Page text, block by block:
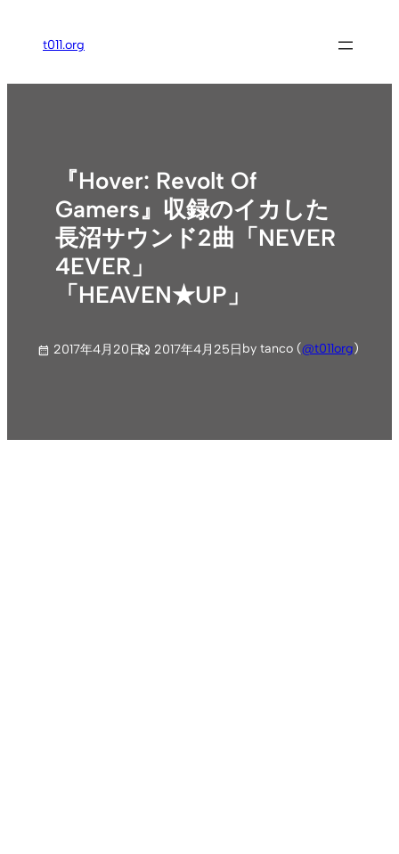
ス
t011.org
『Hover: Revolt Of
Gamers』収録のイカした
長沼サウンド2曲「NEVER
4EVER」
「HEAVEN★UP」
2017年4月20日 2017年4月25日by tanco (@t011org)